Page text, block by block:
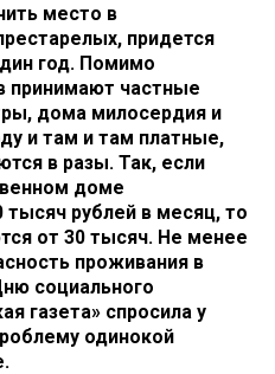
место в
придется
год. Помимо
принимают частные
дома милосердия и
и там и там платные,
в разы. Так, если
доме
тысяч рублей в месяц, то
от 30 тысяч. Не менее
проживания в
социального
газета» спросила у
одинокой